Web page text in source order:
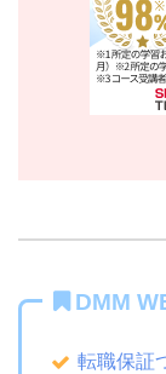
DMM
転職保証